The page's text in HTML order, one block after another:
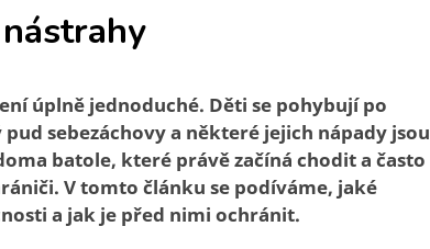
úplně jednoduché. Děti se pohybují po
sebezáchovy a některé jejich nápady jsou
batole, které právě začíná chodit a často
V tomto článku se podíváme, jaké
a jak je před nimi ochránit.